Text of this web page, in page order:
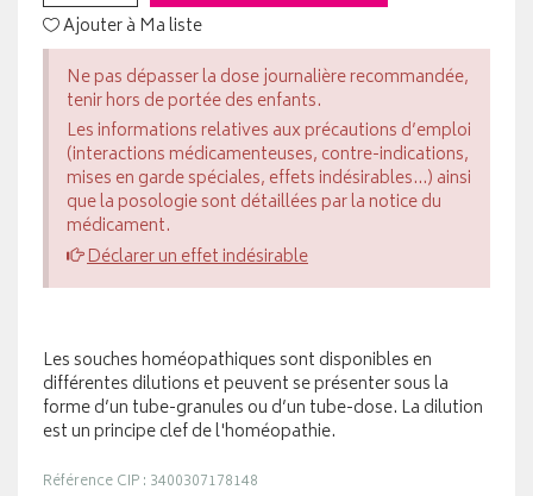
Ajouter à Ma liste
Ne pas dépasser la dose journalière recommandée,
tenir hors de portée des enfants.
Les informations relatives aux précautions d’emploi
(interactions médicamenteuses, contre-indications,
mises en garde spéciales, effets indésirables...) ainsi
que la posologie sont détaillées par la notice du
médicament.
Déclarer un effet indésirable
Les souches homéopathiques sont disponibles en
différentes dilutions et peuvent se présenter sous la
forme d’un tube-granules ou d’un tube-dose. La dilution
est un principe clef de l'homéopathie.
Référence CIP : 3400307178148